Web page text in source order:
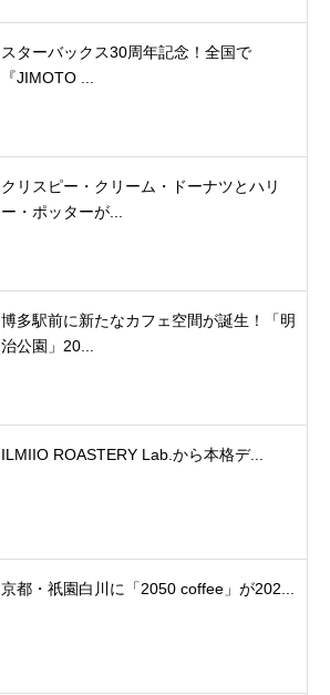
スターバックス30周年記念！全国で
『JIMOTO ...
クリスピー・クリーム・ドーナツとハリ
ー・ポッターが...
博多駅前に新たなカフェ空間が誕生！「明
治公園」20...
ILMIIO ROASTERY Lab.から本格デ...
京都・祇園白川に「2050 coffee」が202...